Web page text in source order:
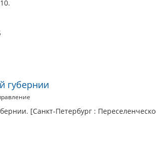
губернии
[Санкт-Петербург :